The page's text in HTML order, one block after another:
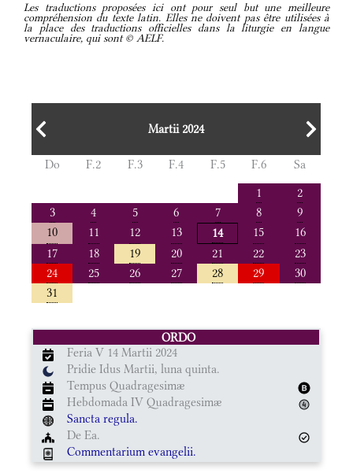
Les traductions proposées ici ont pour seul but une meilleure
compréhension du texte latin. Elles ne doivent pas être utilisées à
la place des traductions officielles dans la liturgie en langue
vernaculaire, qui sont © AELF.
Martii 2024
Do F.2 F.3 F.4 F.5 F.6
Sa
1
2
3
4 5 6 7 8
9
10
11 12 13 14 15
16
17
18 19 20 21 22
23
24
25 26 27 28 29
30
31
ORDO
Feria V 14 Martii 2024
Pridie Idus Martii, luna quinta.
Tempus Quadragesimæ
Hebdomada IV Quadragesimæ
Sancta regula.
De Ea.
Commentarium evangelii.